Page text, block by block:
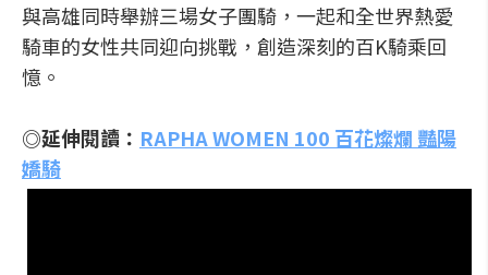
與高雄同時舉辦三場女子團騎，一起和全世界熱愛
騎車的女性共同迎向挑戰，創造深刻的百K騎乘回
憶。
◎延伸閱讀： RAPHA WOMEN 100 百花燦爛 豔陽
嬌騎